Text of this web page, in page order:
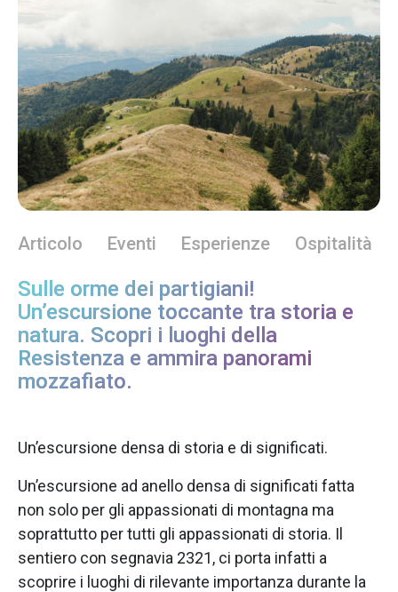
Articolo Eventi Esperienze Ospitalità
Sulle orme dei partigiani!
Un’escursione toccante tra storia e
natura. Scopri i luoghi della
Resistenza e ammira panorami
mozzafiato.
Un’escursione densa di storia e di significati.
Un’escursione ad anello densa di significati fatta
non solo per gli appassionati di montagna ma
soprattutto per tutti gli appassionati di storia. Il
sentiero con segnavia 2321, ci porta infatti a
scoprire i luoghi di rilevante importanza durante la